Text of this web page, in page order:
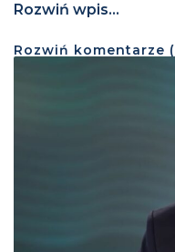
Rozwiń wpis...
Rozwiń komentarze (